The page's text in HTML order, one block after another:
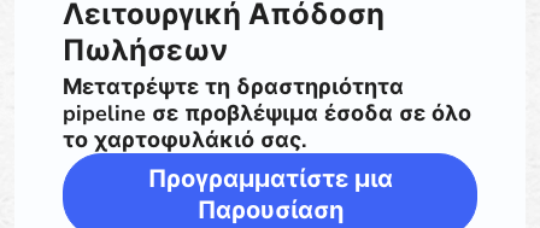
Λειτουργική Απόδοση
Πωλήσεων
Μετατρέψτε τη δραστηριότητα
pipeline σε προβλέψιμα έσοδα σε όλο
το χαρτοφυλάκιό σας.
Προγραμματίστε μια
Παρουσίαση